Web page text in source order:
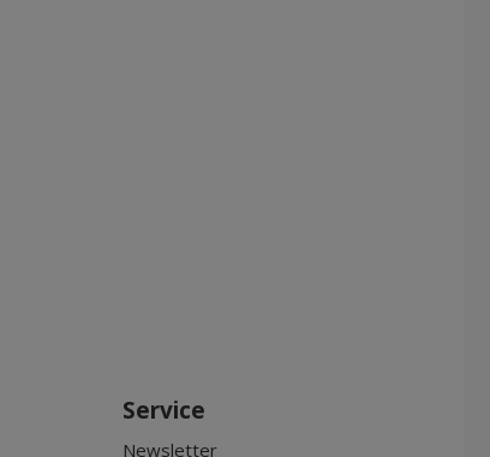
Service
Newsletter